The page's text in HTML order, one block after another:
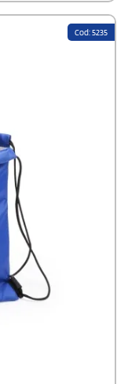
Cod: 5235